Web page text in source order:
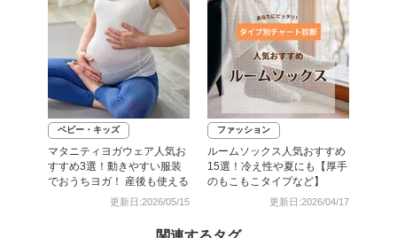
ベビー・キッズ
マタニティヨガウェア人気お
すすめ3選！動きやすい服装
でおうちヨガ！ 産後も使える
更新日:2026/05/15
ファッション
ルームソックス人気おすすめ
15選！冷え性や夏にも【厚手
のもこもこタイプなど】
更新日:2026/04/17